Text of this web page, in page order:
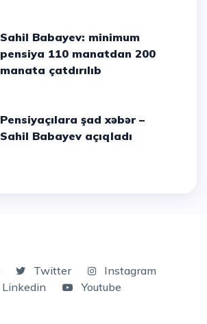
Sahil Babayev: minimum
pensiya 110 manatdan 200
manata çatdırılıb
Pensiyaçılara şad xəbər –
Sahil Babayev açıqladı
Twitter
Instagram
Linkedin
Youtube